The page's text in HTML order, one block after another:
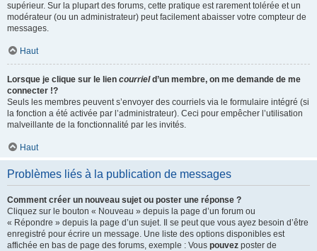
supérieur. Sur la plupart des forums, cette pratique est rarement tolérée et un
modérateur (ou un administrateur) peut facilement abaisser votre compteur de
messages.
Haut
Lorsque je clique sur le lien courrield’un membre, on me demande de me
connecter !?
Seuls les membres peuvent s’envoyer des courriels via le formulaire intégré (si
la fonction a été activée par l’administrateur). Ceci pour empêcher l’utilisation
malveillante de la fonctionnalité par les invités.
Haut
Problèmes liés à la publication de messages
Comment créer un nouveau sujet ou poster une réponse ?
Cliquez sur le bouton « Nouveau » depuis la page d’un forum ou
« Répondre » depuis la page d’un sujet. Il se peut que vous ayez besoin d’être
enregistré pour écrire un message. Une liste des options disponibles est
affichée en bas de page des forums, exemple : Vous pouvez poster de